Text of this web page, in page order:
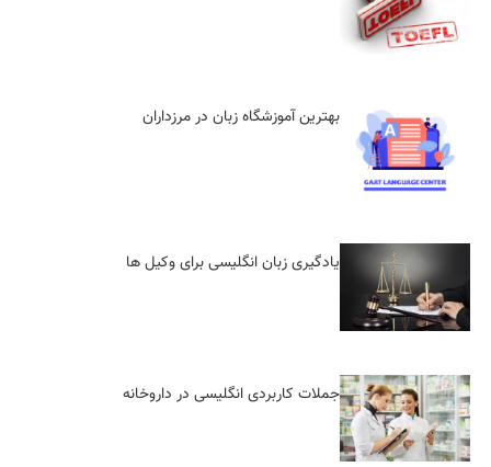
بهترین آموزشگاه زبان در مرزداران
یادگیری زبان انگلیسی برای وکیل ها
جملات کاربردی انگلیسی در داروخانه